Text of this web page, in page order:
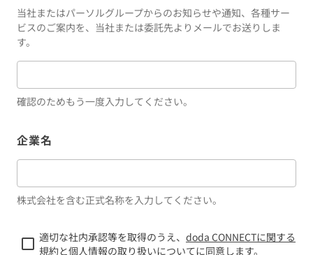
当社またはパーソルグループからのお知らせや通知、各種サー
ビスのご案内を、当社または委託先よりメールでお送りしま
す。
確認のためもう一度入力してください。
企業名
株式会社を含む正式名称を入力してください。
適切な社内承認等を取得のうえ、 doda CONNECTに関する
規約と個人情報の取り扱いについてに同意します。